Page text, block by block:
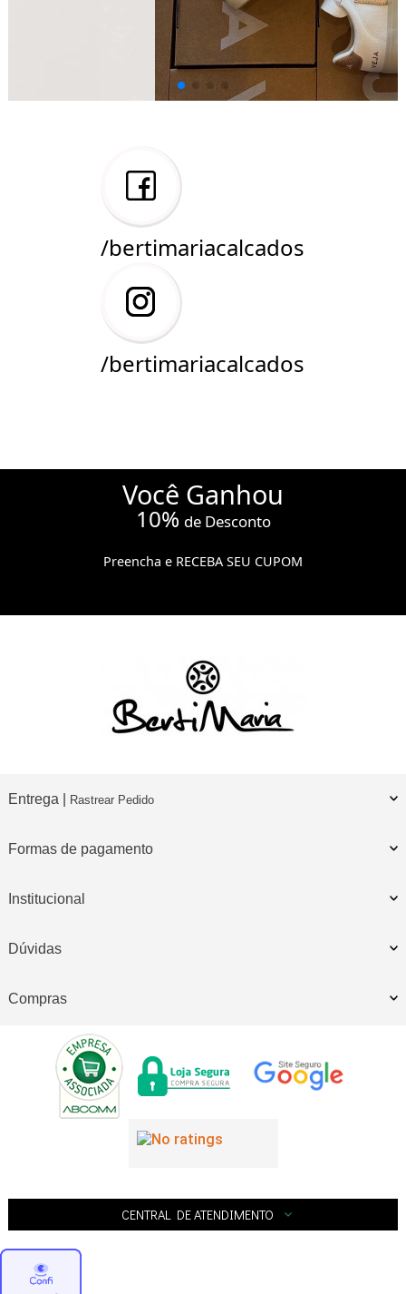
/bertimariacalcados
/bertimariacalcados
Você Ganhou
10% de Desconto
Preencha e RECEBA SEU CUPOM
Entrega | Rastrear Pedido
Formas de pagamento
Institucional
Dúvidas
Compras
CENTRAL DE ATENDIMENTO